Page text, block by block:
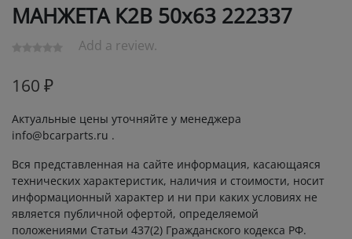
МАНЖЕТА К2В 50х63 222337
Add a review.
160 ₽
Актуальные цены уточняйте у менеджера
info@bcarparts.ru .
Вся представленная на сайте информация, касающаяся
технических характеристик, наличия и стоимости, носит
информационный характер и ни при каких условиях не
является публичной офертой, определяемой
положениями Статьи 437(2) Гражданского кодекса РФ.